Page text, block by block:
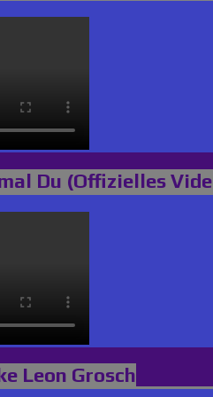
Du (Offizielles
Leon Grosch